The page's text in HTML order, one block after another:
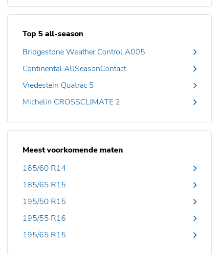
Top 5 all-season
Bridgestone Weather Control A005
Continental AllSeasonContact
Vredestein Quatrac 5
Michelin CROSSCLIMATE 2
Meest voorkomende maten
165/60 R14
185/65 R15
195/50 R15
195/55 R16
195/65 R15